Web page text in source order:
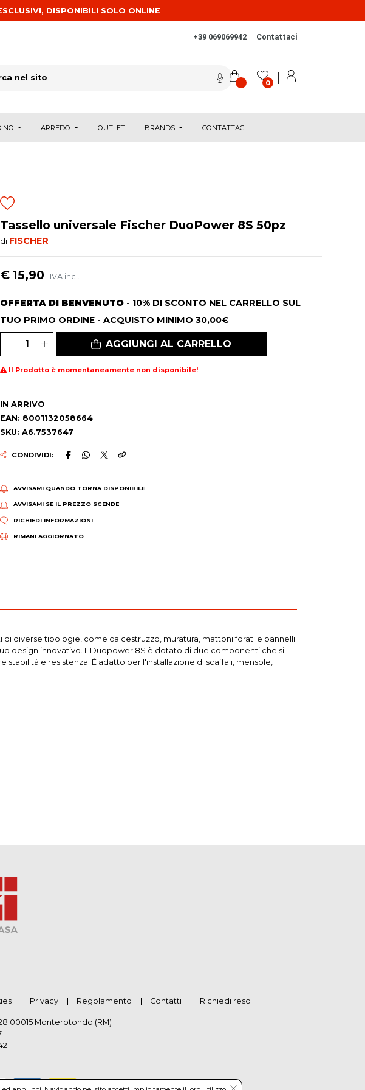
DISPONIBILI SOLO ONLINE
+39 069069942 Contattaci
0
ARREDO OUTLET BRANDS CONTATTACI
Tassello universale Fischer DuoPower 8S 50pz
di FISCHER
€ 15,90 IVA incl.
OFFERTA DI BENVENUTO - 10% DI SCONTO NEL CARRELLO SUL
TUO PRIMO ORDINE - ACQUISTO MINIMO 30,00€
AGGIUNGI AL CARRELLO
Il Prodotto è momentaneamente non disponibile!
IN ARRIVO
EAN: 8001132058664
SKU: A6.7537647
CONDIVIDI:
AVVISAMI QUANDO TORNA DISPONIBILE
AVVISAMI SE IL PREZZO SCENDE
RICHIEDI INFORMAZIONI
RIMANI AGGIORNATO
diverse tipologie, come calcestruzzo, muratura, mattoni forati e pannelli
design innovativo. Il Duopower 8S è dotato di due componenti che si
e resistenza. È adatto per l'installazione di scaffali, mensole,
Privacy Regolamento Contatti Richiedi reso
00015 Monterotondo (RM)